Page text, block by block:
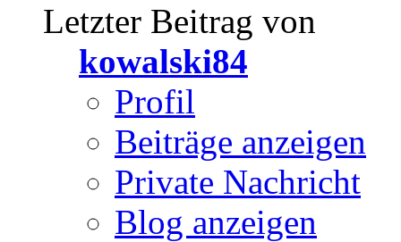
Letzter Beitrag von
kowalski84
Profil
Beiträge anzeigen
Private Nachricht
Blog anzeigen